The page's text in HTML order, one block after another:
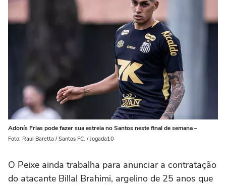
Adonís Frias pode fazer sua estreia no Santos neste final de semana –
Foto: Raul Baretta / Santos FC. / Jogada10
O Peixe ainda trabalha para anunciar a contratação
do atacante Billal Brahimi, argelino de 25 anos que